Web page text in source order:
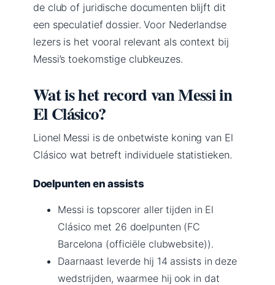
de club of juridische documenten blijft dit
een speculatief dossier. Voor Nederlandse
lezers is het vooral relevant als context bij
Messi’s toekomstige clubkeuzes.
Wat is het record van Messi in
El Clásico?
Lionel Messi is de onbetwiste koning van El
Clásico wat betreft individuele statistieken.
Doelpunten en assists
Messi is topscorer aller tijden in El
Clásico met 26 doelpunten (FC
Barcelona (officiële clubwebsite)).
Daarnaast leverde hij 14 assists in deze
wedstrijden, waarmee hij ook in dat